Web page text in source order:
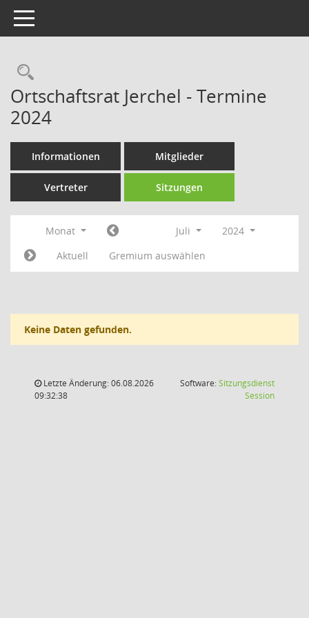
Toggle navigation
Rechercheauswahl
Ortschaftsrat Jerchel - Termine
2024
Informationen Mitglieder
Vertreter Sitzungen
Monat Juli
2024
Aktuell
Gremium auswählen
Keine Daten gefunden.
Letzte Änderung: 06.08.2026
09:32:38
Software:Sitzungsdienst
Session(Wird in